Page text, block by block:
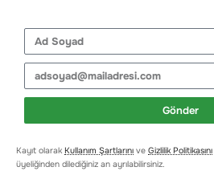
Gönder
Kayıt olarak Kullanım Şartlarını ve Gizlilik Politikasını
üyeliğinden dilediğiniz an ayrılabilirsiniz.